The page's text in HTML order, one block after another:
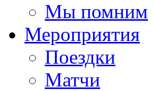
Мы помним
Мероприятия
Поездки
Матчи